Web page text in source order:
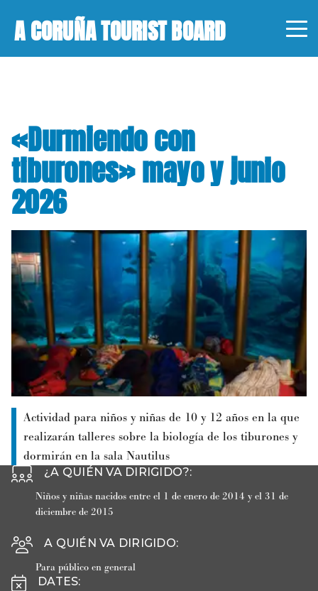
A CORUÑA TOURIST BOARD
«Durmiendo con
tiburones» mayo y junio
2026
Actividad para niños y niñas de 10 y 12 años en la que
realizarán talleres sobre la biología de los tiburones y
dormirán en la sala Nautilus
¿A QUIÉN VA DIRIGIDO?:
Niños y niñas nacidos entre el 1 de enero de 2014 y el 31 de
diciembre de 2015
A QUIÉN VA DIRIGIDO:
Para público en general
DATES: